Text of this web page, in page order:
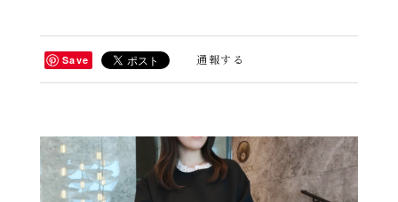
Save 通報する